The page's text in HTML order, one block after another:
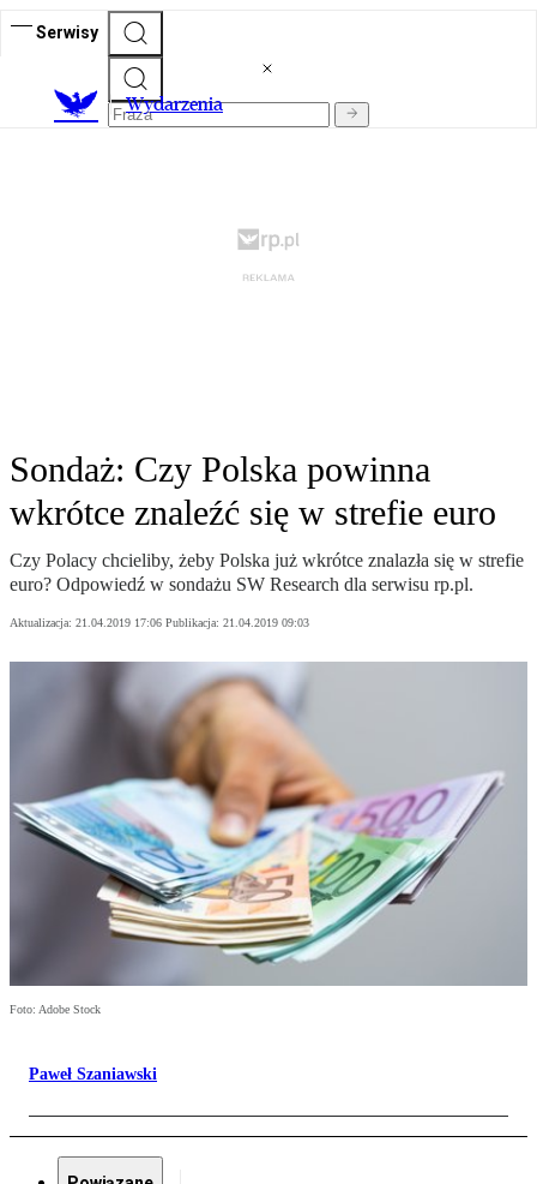
Serwisy
Wydarzenia
Sondaż: Czy Polska powinna
wkrótce znaleźć się w strefie euro
Czy Polacy chcieliby, żeby Polska już wkrótce znalazła się w strefie
euro? Odpowiedź w sondażu SW Research dla serwisu rp.pl.
Aktualizacja: 21.04.2019 17:06 Publikacja: 21.04.2019 09:03
Foto: Adobe Stock
Paweł Szaniawski